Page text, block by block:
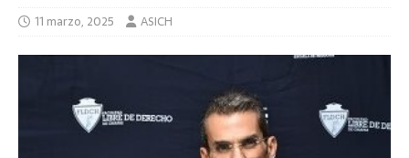
11 marzo, 2025 ASICH